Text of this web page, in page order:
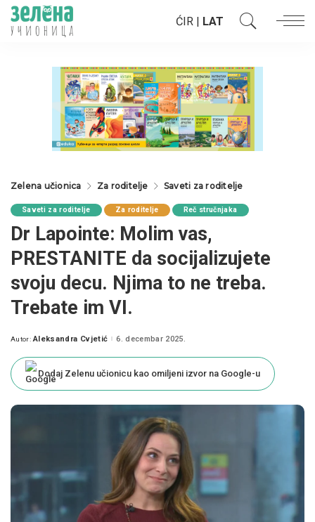
ĆIR | LAT
Zelena učionica Za roditelje Saveti za roditelje
Saveti za roditelje Za roditelje Reč stručnjaka
Dr Lapointe: Molim vas,
PRESTANITE da socijalizujete
svoju decu. Njima to ne treba.
Trebate im VI.
Posted
Autor: Aleksandra Cvjetić 6. decembar 2025.
Dodaj Zelenu učionicu kao omiljeni izvor na Google-u